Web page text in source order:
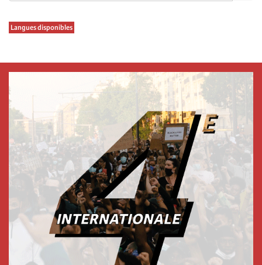
Langues disponibles